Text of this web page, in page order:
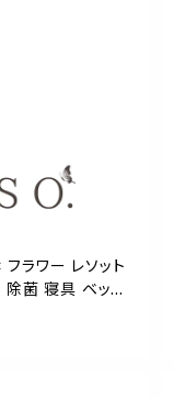
ラワー レソット
菌 寝具 ベッド